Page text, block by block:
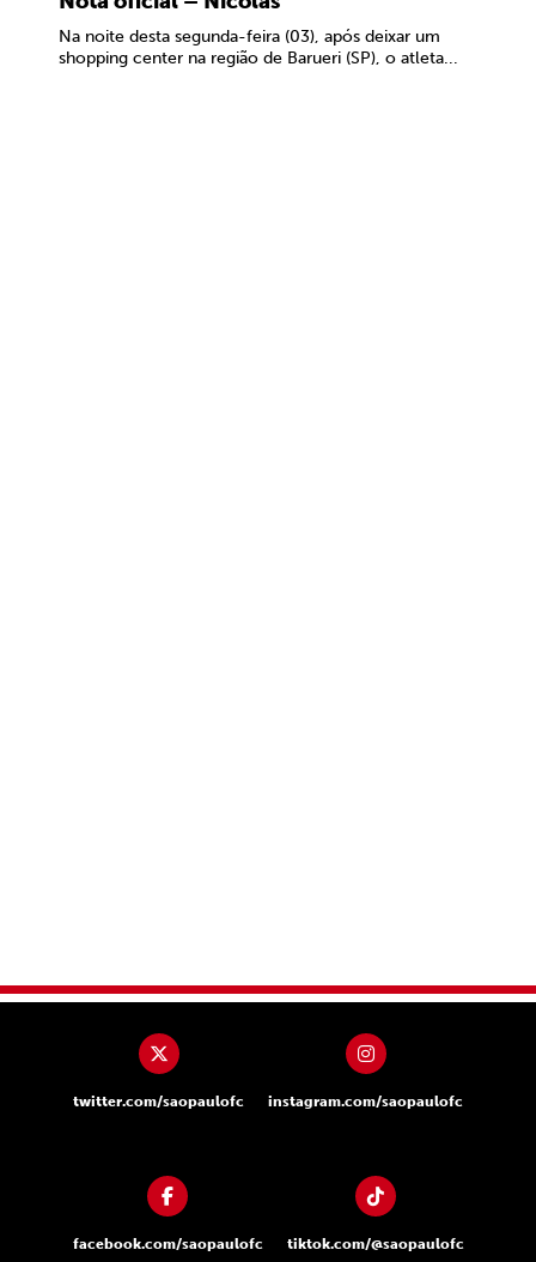
Na noite desta segunda-feira (03), após deixar um
shopping center na região de Barueri (SP), o atleta...
twitter.com/saopaulofc instagram.com/saopaulofc
facebook.com/saopaulofc tiktok.com/@saopaulofc